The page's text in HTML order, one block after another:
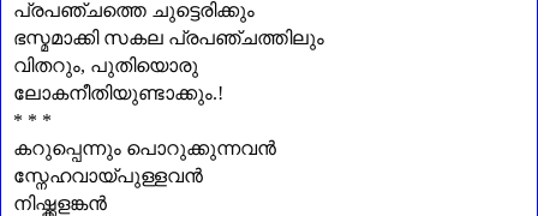
പ്രപഞ്ചത്തെ ചുട്ടെരിക്കും
ഭസ്മമാക്കി സകല പ്രപഞ്ചത്തിലും
വിതറും, പുതിയൊരു
ലോകനീതിയുണ്ടാക്കും.!
* * *
കറുപ്പെന്നും പൊറുക്കുന്നവൻ
സ്നേഹവായ്പുള്ളവൻ
നിഷ്ക്കളങ്കൻ